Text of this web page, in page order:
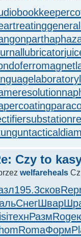
Czy to
welfareheals
195.3сков
СнегШвар
технРазмRoge
RomaФорм